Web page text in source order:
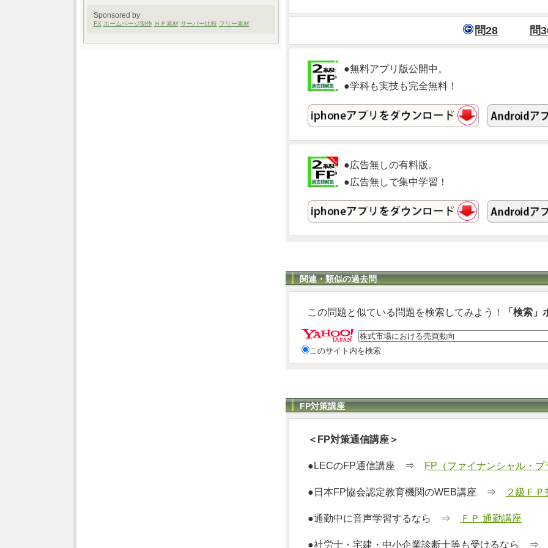
問28 問
●無料アプリ版公開中。
●学科も実技も完全無料！
●広告無しの有料版。
●広告無しで集中学習！
関連・類似の過去問
この問題と似ている問題を検索してみよう！ 「検索
このサイト内を検索
FP対策講座
＜FP対策通信講座＞
●LECのFP通信講座 ⇒ FP（ファイナンシャル・
●日本FP協会認定教育機関のWEB講座 ⇒ ２級ＦＰ
●通勤中に音声学習するなら ⇒ ＦＰ 通勤講座
●社労士・宅建・中小企業診断士等も受けるなら ⇒
Sponsored by
FX ホームページ制作 ＨＰ素材 サーバー比較 フリー素材